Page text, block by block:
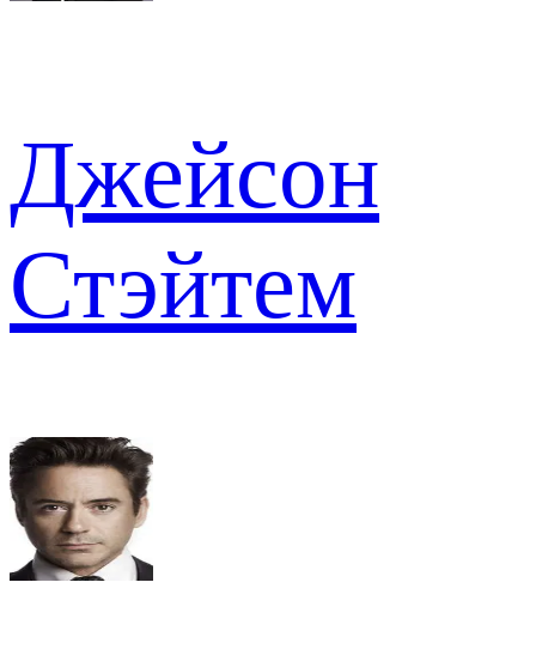
Джейсон
Стэйтем